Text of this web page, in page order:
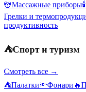
💆Массажные приборы🕯️
Грелки и
продуктивность
⛺Спорт и туризм
Смотреть все →
⛺Палатки🔦Фонари 🔥